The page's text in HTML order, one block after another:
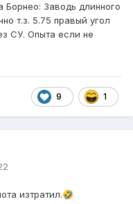
Борнео: Заводь длинного
т.з. 5.75 правый угол
СУ. Опыта если не
9 1
изтратил.🤣